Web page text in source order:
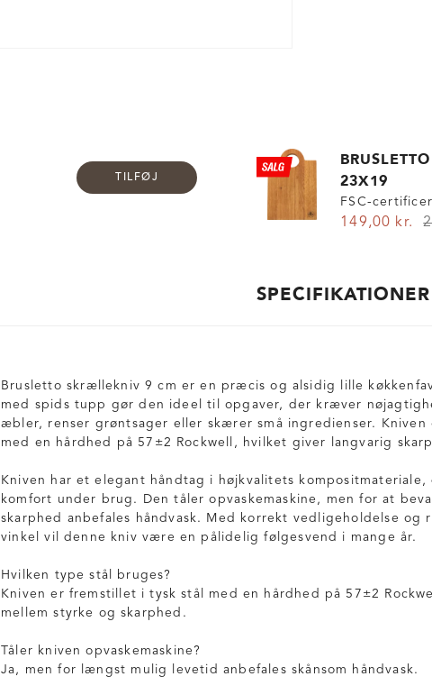
TILFØJ
23X19
FSC-
149,00 kr.
SPECIFIKATIONER
Brusletto skrællekniv 9 cm er en præcis og alsidig lille
med spids tupp gør den ideel til opgaver, der kræver
æbler, renser grøntsager eller skærer små ingredienser. Kniven
med en hårdhed på 57±2 Rockwell, hvilket giver langvarig
Kniven har et elegant håndtag i højkvalitets
komfort under brug. Den tåler opvaskemaskine, men for at
skarphed anbefales håndvask. Med korrekt vedligeholdelse og
vinkel vil denne kniv være en pålidelig følgesvend i mange år.
Hvilken type stål bruges?
Kniven er fremstillet i tysk stål med en hårdhed på 57±2
mellem styrke og skarphed.
Tåler kniven opvaskemaskine?
Ja, men for længst mulig levetid anbefales skånsom håndvask.